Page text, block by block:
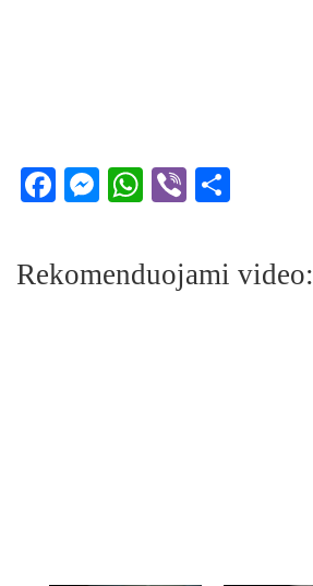
Facebook
Messenger
WhatsApp
Viber
Rekomenduojami video: